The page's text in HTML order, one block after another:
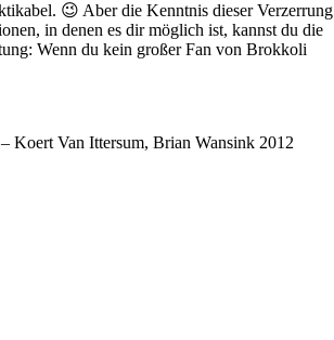
😉 Aber die Kenntnis dieser Verzerrung
in denen es dir möglich ist, kannst du die
Wenn du kein großer Fan von Brokkoli
Koert Van Ittersum, Brian Wansink 2012